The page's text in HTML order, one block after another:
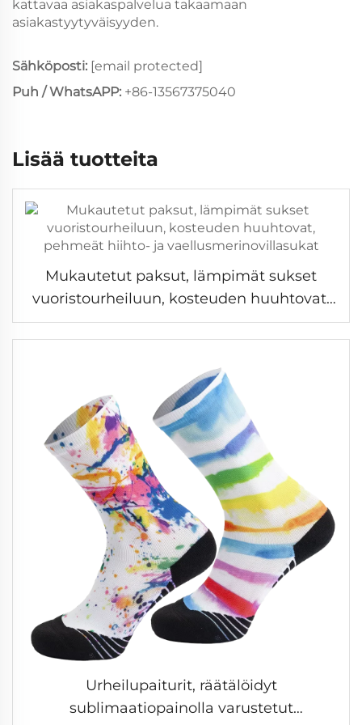
kattavaa asiakaspalvelua takaamaan
asiakastyytyväisyyden.
Sähköposti: [email protected]
Puh / WhatsAPP: +86-13567375040
Lisää tuotteita
Mukautetut paksut, lämpimät sukset
vuoristourheiluun, kosteuden huuhtovat,
pehmeät hiihto- ja
vaellusmerinovillasukat
Urheilupaiturit, räätälöidyt
sublimaatiopainolla varustetut